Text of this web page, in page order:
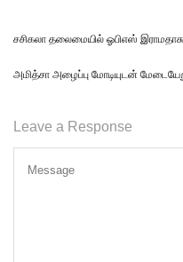
சசிகலா தலைமையில் ஓபிஎஸ் இராமதாசு
அமித்சா அழைப்பு மோடியுடன்
Leave a Response